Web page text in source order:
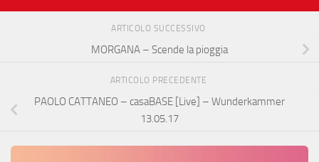
ARTICOLO SUCCESSIVO
MORGANA – Scende la pioggia
ARTICOLO PRECEDENTE
PAOLO CATTANEO – casaBASE [Live] – Wunderkammer
13.05.17